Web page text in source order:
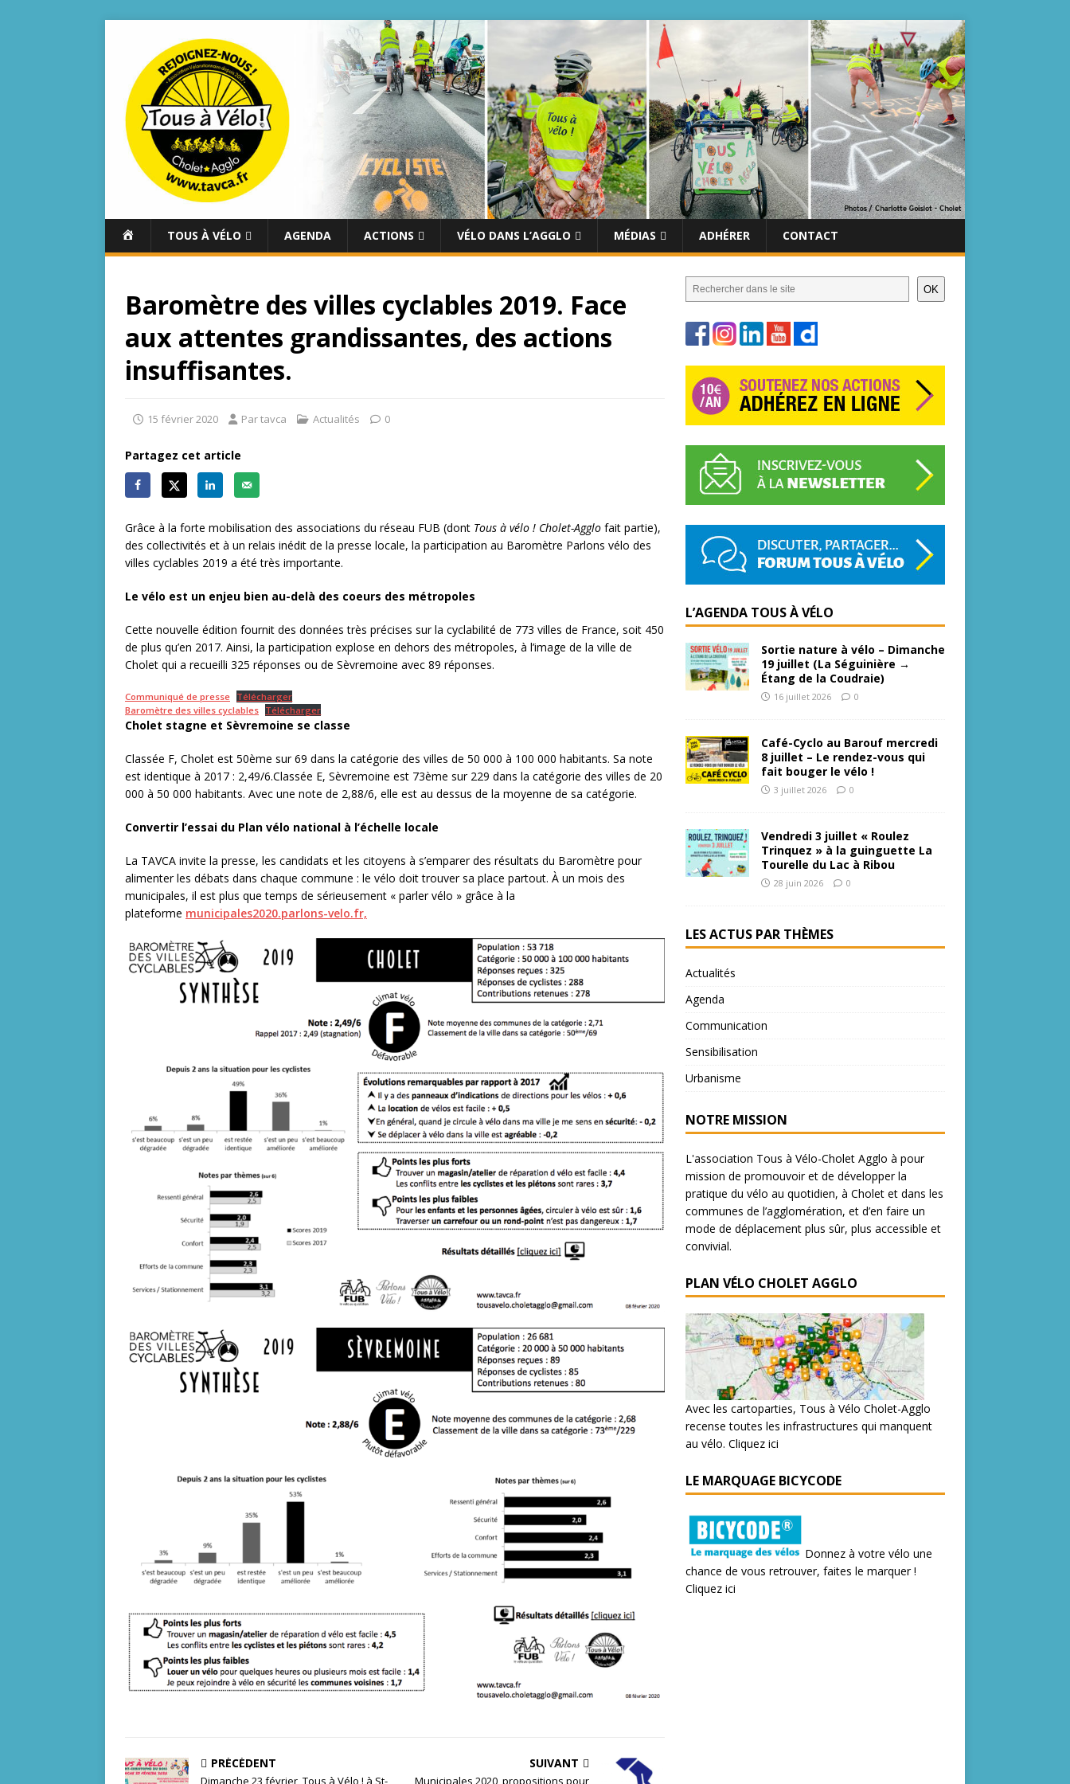
C
E
L
TOUS À VÉLO AGENDA ACTIONS VÉLO DANS L’AGGLO MÉDIAS ADHÉRER CONTACT
Baromètre des villes cyclables 2019. Face
aux attentes grandissantes, des actions
insuffisantes.
15 février 2020 Par tavca Actualités 0
Partagez cet article
Grâce à la forte mobilisation des associations du réseau FUB (dont Tous à vélo ! Cholet-Agglo fait partie),
des collectivités et à un relais inédit de la presse locale, la participation au Baromètre Parlons vélo des
villes cyclables 2019 a été très importante.
Le vélo est un enjeu bien au-delà des coeurs des métropoles
Cette nouvelle édition fournit des données très précises sur la cyclabilité de 773 villes de France, soit 450
de plus qu’en 2017. Ainsi, la participation explose en dehors des métropoles, à l’image de la ville de
Cholet qui a recueilli 325 réponses ou de Sèvremoine avec 89 réponses.
Communiqué de presse Télécharger
Baromètre des villes cyclables Télécharger
Cholet stagne et Sèvremoine se classe
Classée F, Cholet est 50ème sur 69 dans la catégorie des villes de 50 000 à 100 000 habitants. Sa note
est identique à 2017 : 2,49/6.Classée E, Sèvremoine est 73ème sur 229 dans la catégorie des villes de 20
000 à 50 000 habitants. Avec une note de 2,88/6, elle est au dessus de la moyenne de sa catégorie.
Convertir l’essai du Plan vélo national à l’échelle locale
La TAVCA invite la presse, les candidats et les citoyens à s’emparer des résultats du Baromètre pour
alimenter les débats dans chaque commune : le vélo doit trouver sa place partout. À un mois des
municipales, il est plus que temps de sérieusement « parler vélo » grâce à la
plateforme municipales2020.parlons-velo.fr,
PRÉCÉDENT
Dimanche 23 février, Tous à Vélo ! à St-
SUIVANT
Municipales 2020, propositions pour
OK
L’AGENDA TOUS À VÉLO
Sortie nature à vélo – Dimanche
19 juillet (La Séguinière →
Étang de la Coudraie)
16 juillet 2026 0
Café-Cyclo au Barouf mercredi
8 juillet – Le rendez-vous qui
fait bouger le vélo !
3 juillet 2026 0
Vendredi 3 juillet « Roulez
Trinquez » à la guinguette La
Tourelle du Lac à Ribou
28 juin 2026 0
LES ACTUS PAR THÈMES
Actualités
Agenda
Communication
Sensibilisation
Urbanisme
NOTRE MISSION
L'association Tous à Vélo-Cholet Agglo à pour
mission de promouvoir et de développer la
pratique du vélo au quotidien, à Cholet et dans les
communes de l’agglomération, et d’en faire un
mode de déplacement plus sûr, plus accessible et
convivial.
PLAN VÉLO CHOLET AGGLO
Avec les cartoparties, Tous à Vélo Cholet-Agglo
recense toutes les infrastructures qui manquent
au vélo. Cliquez ici
LE MARQUAGE BICYCODE
Donnez à votre vélo une
chance de vous retrouver, faites le marquer !
Cliquez ici